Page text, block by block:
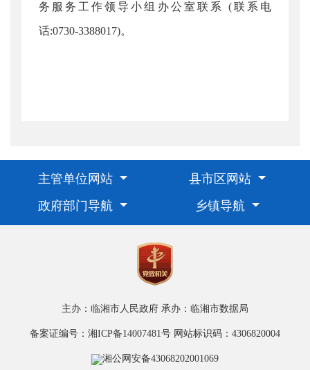
务服务工作领导小组办公室联系 (联系电
话:0730-3388017)。
主管单位网站
县市区网站
政府部门导航
乡镇导航
主办：临湘市人民政府 承办：临湘市数据局
备案证编号：湘ICP备14007481号 网站标识码：4306820004
湘公网安备43068202001069